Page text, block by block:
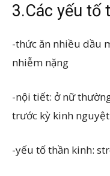
3.Các yếu tố
-thức ăn nhiều dầu
nhiễm nặng
-nội tiết: ở nữ
trước kỳ kinh nguyệt
-yếu tố thần kinh: